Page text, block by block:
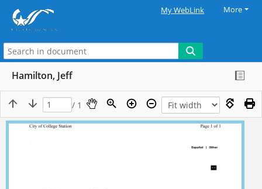
My WebLink More
Hamilton, Jeff
/ 1